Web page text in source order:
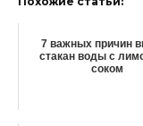
7 важных причин
стакан воды с
соком